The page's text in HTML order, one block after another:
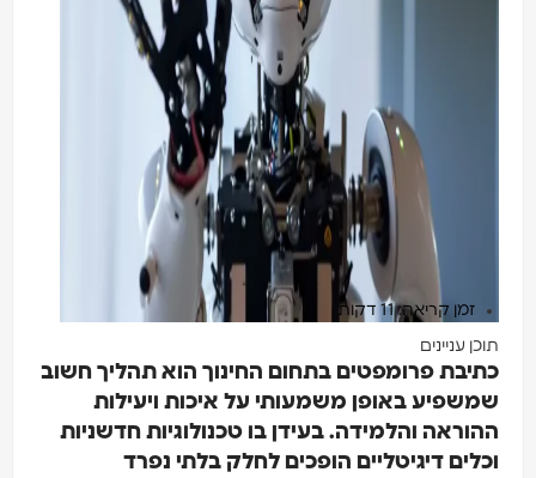
זמן קריאה: 11 דקות
תוכן עניינים
כתיבת פרומפטים בתחום החינוך הוא תהליך חשוב
שמשפיע באופן משמעותי על איכות ויעילות
ההוראה והלמידה. בעידן בו טכנולוגיות חדשניות
וכלים דיגיטליים הופכים לחלק בלתי נפרד